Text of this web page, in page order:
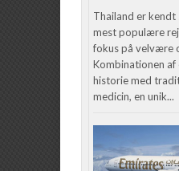
Thailand er kendt
mest populære
fokus på velvære
Kombinationen af
historie med
medicin, en unik...